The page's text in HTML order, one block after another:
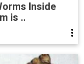
Inside
is ..